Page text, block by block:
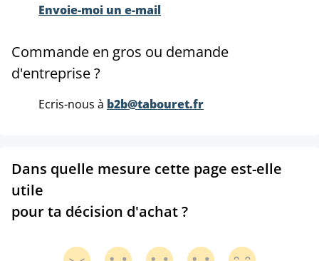
Envoie-moi un e-mail
Commande en gros ou demande
d'entreprise ?
Ecris-nous à b2b@tabouret.fr
Dans quelle mesure cette page est-elle
utile
pour ta décision d'achat ?